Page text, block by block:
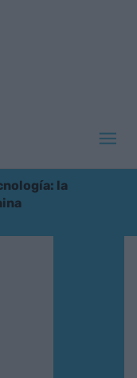
la